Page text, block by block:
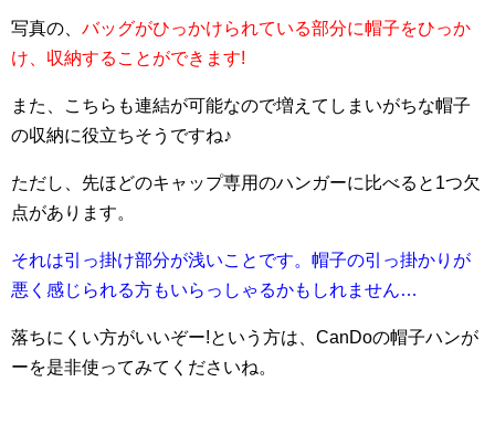
写真の、 バッグがひっかけられている部分に帽子をひっか
け、収納することができます!
また、こちらも連結が可能なので増えてしまいがちな帽子
の収納に役立ちそうですね♪
ただし、先ほどのキャップ専用のハンガーに比べると1つ欠
点があります。
それは引っ掛け部分が浅いことです。帽子の引っ掛かりが
悪く感じられる方もいらっしゃるかもしれません…
落ちにくい方がいいぞー!という方は、CanDoの帽子ハンが
ーを是非使ってみてくださいね。